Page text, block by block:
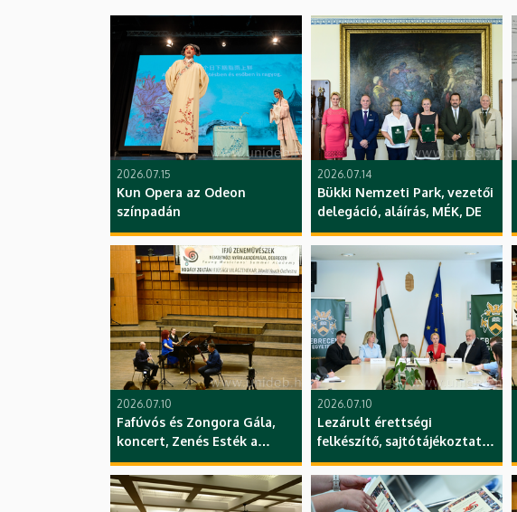
2026.07.15
Kun Opera az Odeon
színpadán
2026.07.14
Bükki Nemzeti Park, vezetői
delegáció, aláírás, MÉK, DE
2026.07.10
Fafúvós és Zongora Gála,
koncert, Zenés Esték a
Nagyerdőn
hangversenysorozat, YMSA,
ZK, DE
2026.07.10
Lezárult érettségi
felkészítő, sajtótájékoztató,
GTK, DE